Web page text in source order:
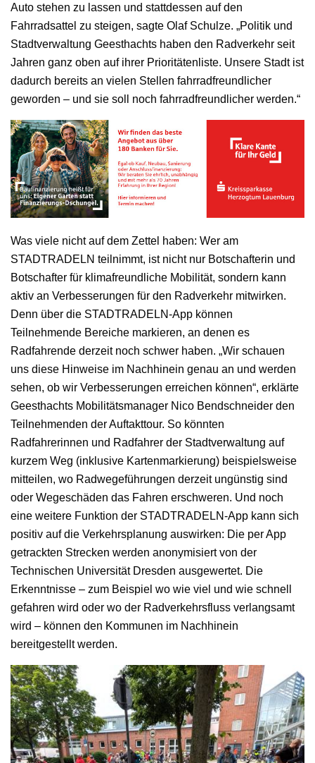
Auto stehen zu lassen und stattdessen auf den
Fahrradsattel zu steigen, sagte Olaf Schulze. „Politik und
Stadtverwaltung Geesthachts haben den Radverkehr seit
Jahren ganz oben auf ihrer Prioritätenliste. Unsere Stadt ist
dadurch bereits an vielen Stellen fahrradfreundlicher
geworden – und sie soll noch fahrradfreundlicher werden.“
Was viele nicht auf dem Zettel haben: Wer am
STADTRADELN teilnimmt, ist nicht nur Botschafterin und
Botschafter für klimafreundliche Mobilität, sondern kann
aktiv an Verbesserungen für den Radverkehr mitwirken.
Denn über die STADTRADELN-App können
Teilnehmende Bereiche markieren, an denen es
Radfahrende derzeit noch schwer haben. „Wir schauen
uns diese Hinweise im Nachhinein genau an und werden
sehen, ob wir Verbesserungen erreichen können“, erklärte
Geesthachts Mobilitätsmanager Nico Bendschneider den
Teilnehmenden der Auftakttour. So könnten
Radfahrerinnen und Radfahrer der Stadtverwaltung auf
kurzem Weg (inklusive Kartenmarkierung) beispielsweise
mitteilen, wo Radwegeführungen derzeit ungünstig sind
oder Wegeschäden das Fahren erschweren. Und noch
eine weitere Funktion der STADTRADELN-App kann sich
positiv auf die Verkehrsplanung auswirken: Die per App
getrackten Strecken werden anonymisiert von der
Technischen Universität Dresden ausgewertet. Die
Erkenntnisse – zum Beispiel wo wie viel und wie schnell
gefahren wird oder wo der Radverkehrsfluss verlangsamt
wird – können den Kommunen im Nachhinein
bereitgestellt werden.